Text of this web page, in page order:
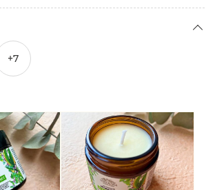
+7